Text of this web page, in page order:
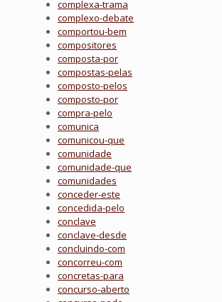
complexa-trama
complexo-debate
comportou-bem
compositores
composta-por
compostas-pelas
composto-pelos
composto-por
compra-pelo
comunica
comunicou-que
comunidade
comunidade-que
comunidades
conceder-este
concedida-pelo
conclave
conclave-desde
concluindo-com
concorreu-com
concretas-para
concurso-aberto